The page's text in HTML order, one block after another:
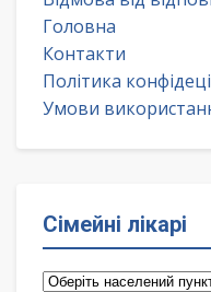
Головна
Контакти
Політика
Умови
Сімейні лікарі
Сімейні